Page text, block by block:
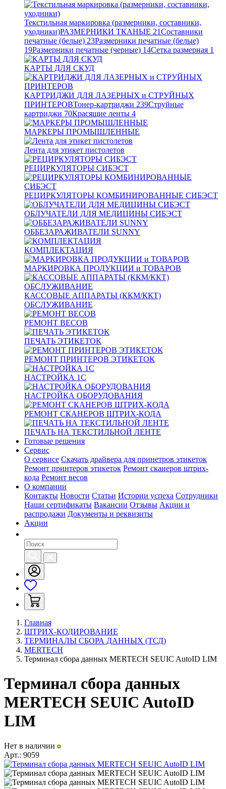
Текстильная маркировка (размерники, составники,
уходники)РАЗМЕРНИКИ ТКАНЫЕ 21Составники
печатные (белые) 23Размерники печатные (белые)
19Размерники печатные (черные) 14Сетка размерная 1
КАРТЫ ДЛЯ СКУД
КАРТРИДЖИ ДЛЯ ЛАЗЕРНЫХ и СТРУЙНЫХ
ПРИНТЕРОВТонер-картриджи 239Струйные
картриджи 70Красящие ленты 4
МАРКЕРЫ ПРОМЫШЛЕННЫЕ
Лента для этикет пистолетов
РЕЦИРКУЛЯТОРЫ СИБЭСТ
РЕЦИРКУЛЯТОРЫ КОМБИНИРОВАННЫЕ СИБЭСТ
ОБЛУЧАТЕЛИ ДЛЯ МЕДИЦИНЫ СИБЭСТ
ОББЕЗАРАЖИВАТЕЛИ SUNNY
КОМПЛЕКТАЦИЯ
МАРКИРОВКА ПРОДУКЦИИ и ТОВАРОВ
КАССОВЫЕ АППАРАТЫ (ККМ/ККТ)
ОБСЛУЖИВАНИЕ
РЕМОНТ ВЕСОВ
ПЕЧАТЬ ЭТИКЕТОК
РЕМОНТ ПРИНТЕРОВ ЭТИКЕТОК
НАСТРОЙКА 1С
НАСТРОЙКА ОБОРУДОВАНИЯ
РЕМОНТ СКАНЕРОВ ШТРИХ-КОДА
ПЕЧАТЬ НА ТЕКСТИЛЬНОЙ ЛЕНТЕ
Готовые решения
Сервис
О сервисе Скачать драйвера для принетров этикеток
Ремонт принтеров этикеток Ремонт сканеров штрих-
кода Ремонт весов
О компании
Контакты Новости Статьи Истории успеха Сотрудники
Наши сертификаты Вакансии Отзывы Акции и
распродажи Документы и реквизиты
Акции
Главная
ШТРИХ-КОДИРОВАНИЕ
ТЕРМИНАЛЫ СБОРА ДАННЫХ (ТСД)
MERTECH
Терминал сбора данных MERTECH SEUIC AutoID LIM
Терминал сбора данных
MERTECH SEUIC AutoID
LIM
Нет в наличии
Арт.: 9059